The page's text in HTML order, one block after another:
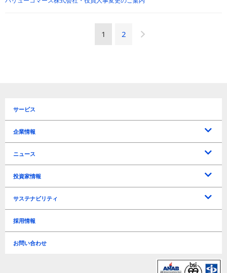
1 2
サービス
企業情報
トップメッセージ
企業理念
会社概要
役員一覧
沿革
所在地 / アクセス
ニュース
プレスリリース
お知らせ
投資家情報
IRリリース
IRカレンダー
経営方針
マーケティングソリューションズ事業戦略
トラベルテック事業戦略
新規事業戦略
ディスクロージャーポリシー
ライブラリー
中期経営計画
決算短信
決算説明資料
有価証券報告書
アニュアルレポート
業績・財務情報
連結経営指標
年度別業績推移
四半期別業績推移
株式情報
株式情報
株主関連
株主総会
配当
IRに関するお問い合わせ
よくあるご質問
電子公告
免責事項
サステナビリティ
サステナビリティ基本方針
リスク管理
事業継続計画基本方針
事業等のリスク
Environment（環境）
TCFD
環境負荷軽減
Social（社会）
情報セキュリティ
ビジネス
人材育成 / 職場環境 / 人権
Governance（ガバナンス）
Governance（ガバナンス）
ESGデータ
GRIガイドライン対照表
編集方針
採用情報
お問い合わせ